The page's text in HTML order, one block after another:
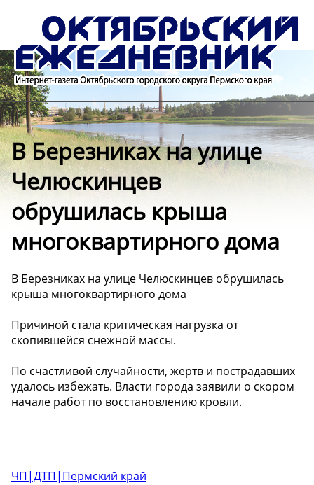
В Березниках на улице
Челюскинцев
обрушилась крыша
многоквартирного дома
В Березниках на улице Челюскинцев обрушилась
крыша многоквартирного дома
Причиной стала критическая нагрузка от
скопившейся снежной массы.
По счастливой случайности, жертв и пострадавших
удалось избежать. Власти города заявили о скором
начале работ по восстановлению кровли.
ЧП|ДТП|Пермский край